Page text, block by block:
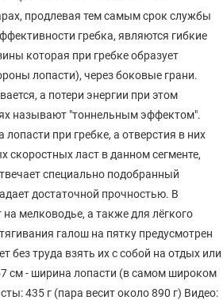
продлевая тем самым срок службы
гребка, являются гибкие
которая при гребке образует
лопасти), через боковые грани.
а потери энергии при этом
называют "тоннельным эффектом".
при гребке, а отверстия в них
ласт в данном сегменте,
специально подобранный
достаточной прочностью. В
мелководье, а также для лёгкого
галош на пятку предусмотрен
труда взять их с собой на отдых или
см - ширина лопасти (в самом широком
435 г (пара весит около 890 г) Видео: